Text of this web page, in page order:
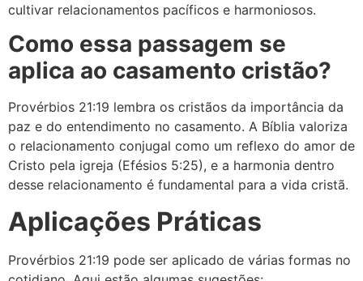
cultivar relacionamentos pacíficos e harmoniosos.
Como essa passagem se
aplica ao casamento cristão?
Provérbios 21:19 lembra os cristãos da importância da
paz e do entendimento no casamento. A Bíblia valoriza
o relacionamento conjugal como um reflexo do amor de
Cristo pela igreja (Efésios 5:25), e a harmonia dentro
desse relacionamento é fundamental para a vida cristã.
Aplicações Práticas
Provérbios 21:19 pode ser aplicado de várias formas no